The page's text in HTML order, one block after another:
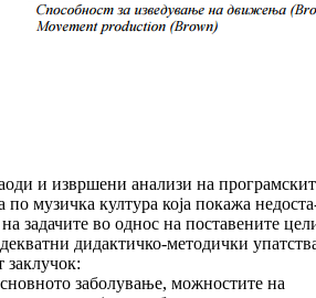
и извршени ана­ли­зи на
по музичка култура која покажа
задачите во однос на поставените
дидактичко-методички
заклучок:
заболување, мож­ностите на